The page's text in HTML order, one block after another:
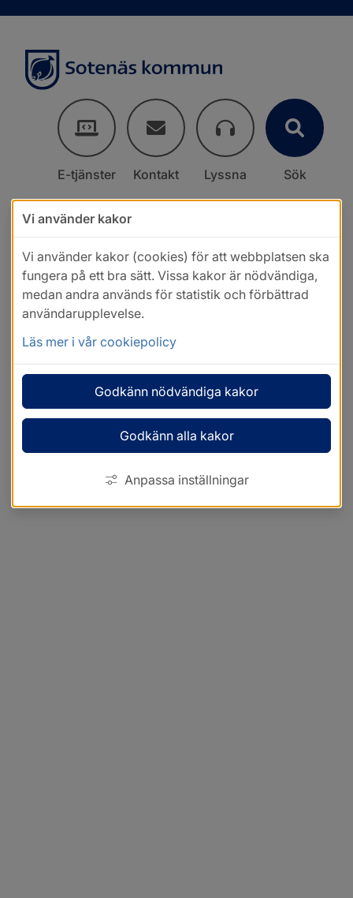
E-tjänster Kontakt Lyssna Sök
Vi använder kakor
Vi använder kakor (cookies) för att webbplatsen ska
fungera på ett bra sätt. Vissa kakor är nödvändiga,
medan andra används för statistik och förbättrad
användarupplevelse.
Läs mer i vår cookiepolicy
Godkänn nödvändiga kakor
Godkänn alla kakor
Anpassa inställningar